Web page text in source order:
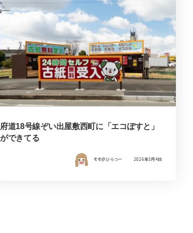
府道18号線ぞい出屋敷西町に「エコぽすと」
ができてる
モモ＠ひらつー 2026年3月4日